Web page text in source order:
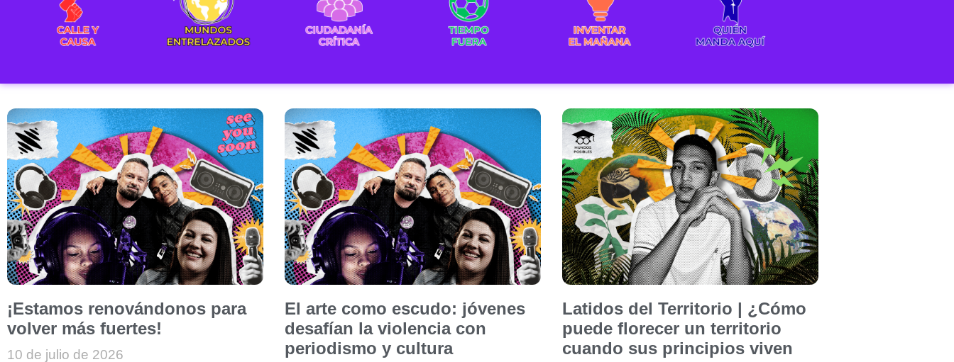
¡Estamos renovándonos para
volver más fuertes!
10 de julio de 2026
El arte como escudo: jóvenes
desafían la violencia con
periodismo y cultura
Latidos del Territorio | ¿Cómo
puede florecer un territorio
cuando sus principios viven